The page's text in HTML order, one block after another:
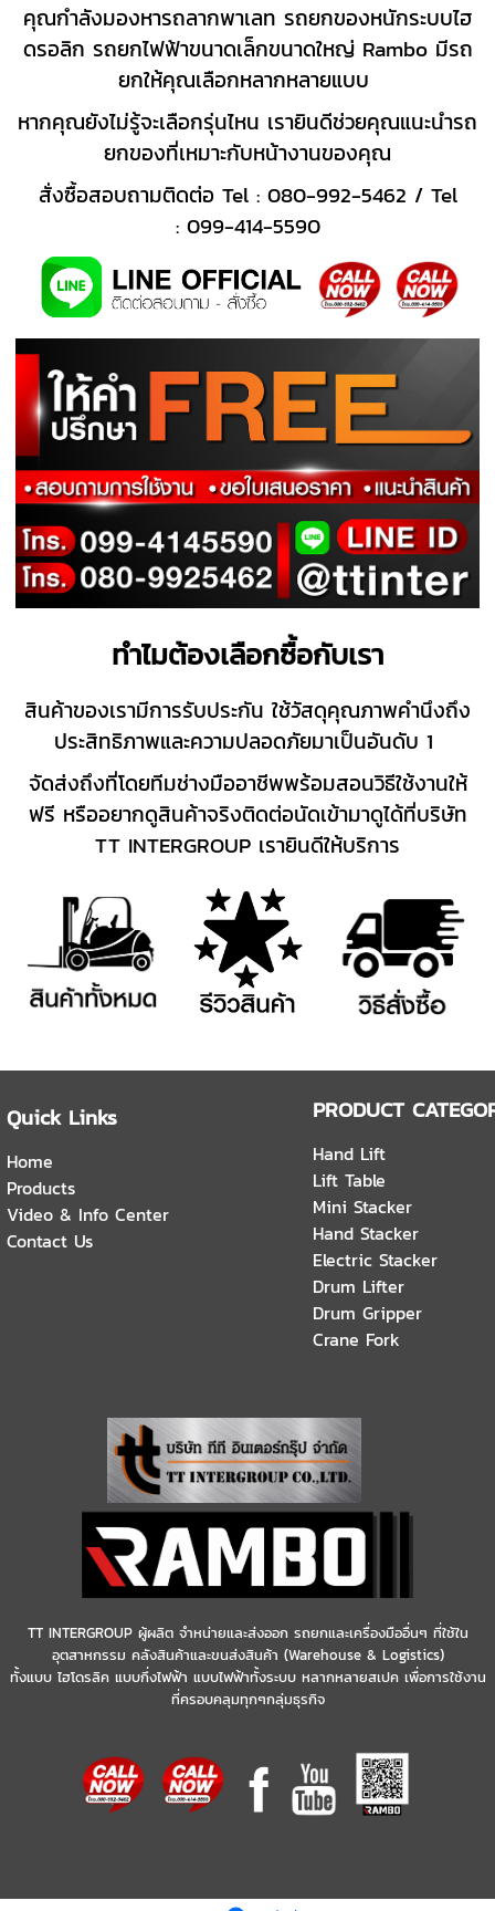
คุณกำลังมองหารถลากพาเลท รถยกของหนักระบบไฮ
ดรอลิก รถยกไฟฟ้าขนาดเล็กขนาดใหญ่ Rambo มีรถ
ยกให้คุณเลือกหลากหลายแบบ
หากคุณยังไม่รู้จะเลือกรุ่นไหน เรายินดีช่วยคุณแนะนำรถ
ยกของที่เหมาะกับหน้างานของคุณ
สั่งซื้อสอบถามติดต่อ Tel : 080-992-5462 / Tel
: 099-414-5590
ทำไมต้องเลือกซื้อกับเรา
สินค้าของเรามีการรับประกัน ใช้วัสดุคุณภาพคำนึงถึง
ประสิทธิภาพและความปลอดภัยมาเป็นอันดับ 1
จัดส่งถึงที่โดยทีมช่างมืออาชีพพร้อมสอนวิธีใช้งานให้
ฟรี หรืออยากดูสินค้าจริงติดต่อนัดเข้ามาดูได้ที่บริษัท
TT INTERGROUP เรายินดีให้บริการ
Quick Links
Home
Products
Video & Info Center
Contact Us
PRODUCT
Hand Lift
Lift Table
Mini Stacker
Hand Stacker
Electric Stacker
Drum Lifter
Drum Gripper
Crane Fork
TT INTERGROUP ผู้ผลิต จำหน่ายและส่งออก รถยกและเครื่องมืออื่นๆ ที่ใช้ใน
อุตสาหกรรม คลังสินค้าและขนส่งสินค้า (Warehouse & Logistics)
ทั้งแบบ ไฮโดรลิค แบบกึ่งไฟฟ้า แบบไฟฟ้าทั้งระบบ หลากหลายสเปค เพื่อการใช้งาน
ที่ครอบคลุมทุกๆกลุ่มธุรกิจ